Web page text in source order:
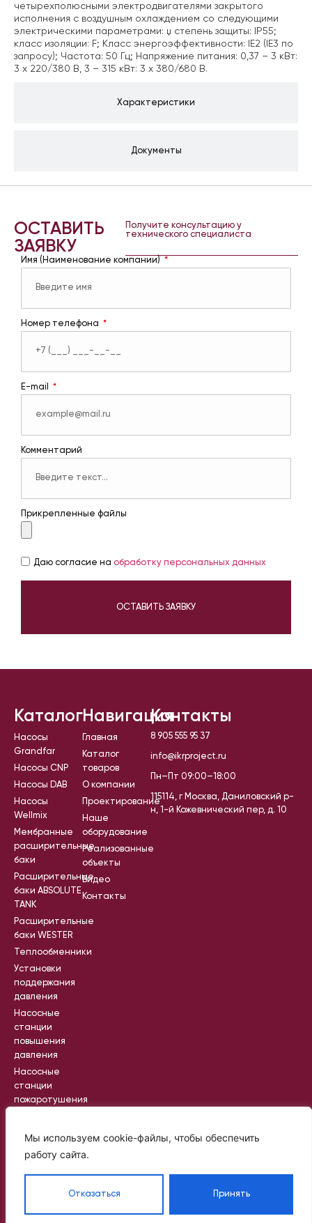
Мы используем cookie-файлы, чтобы обеспечить
работу сайта.
Отказаться Принять
Характеристики
Документы
четырехполюсными электродвигателями закрытого
исполнения с воздушным охлаждением со следующими
электрическими параметрами: џ степень защиты: IP55;
класс изоляции: F; Класс энергоэффективности: IE2 (IE3 по
запросу); Частота: 50 Гц; Напряжение питания: 0,37 – 3 кВт:
3 x 220/380 В, 3 – 315 кВт: 3 x 380/680 В.
ОСТАВИТЬ
ЗАЯВКУ
Получите консультацию у
технического специалиста
Имя (Наименование компании)
Номер телефона
E-mail
Комментарий
Прикрепленные файлы
Даю согласие на обработку персональных данных
ОСТАВИТЬ ЗАЯВКУ
Каталог
Насосы
Grandfar
Насосы CNP
Насосы DAB
Насосы
Wellmix
Мембранные
расширительные
баки
Расширительные
баки ABSOLUTE
TANK
Расширительные
баки WESTER
Теплообменники
Установки
поддержания
давления
Насосные
станции
повышения
давления
Насосные
станции
пожаротушения
станции
Навигация
Главная
Каталог
товаров
О компании
Проектирование
Наше
оборудование
Реализованные
объекты
Видео
Контакты
Контакты
8 905 555 95 37
info@ikrproject.ru
Пн–Пт 09:00–18:00
115114, г Москва, Даниловский р-
н, 1-й Кожевнический пер, д. 10
Вся информация на сайте носит